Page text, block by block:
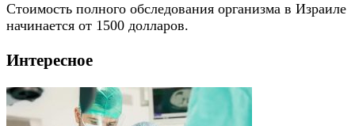
Стоимость полного обследования организма в Израиле
начинается от 1500 долларов.
Интересное